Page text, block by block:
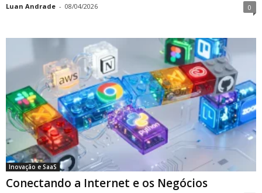
Luan Andrade - 08/04/2026 0
Inovação e SaaS
Conectando a Internet e os Negócios